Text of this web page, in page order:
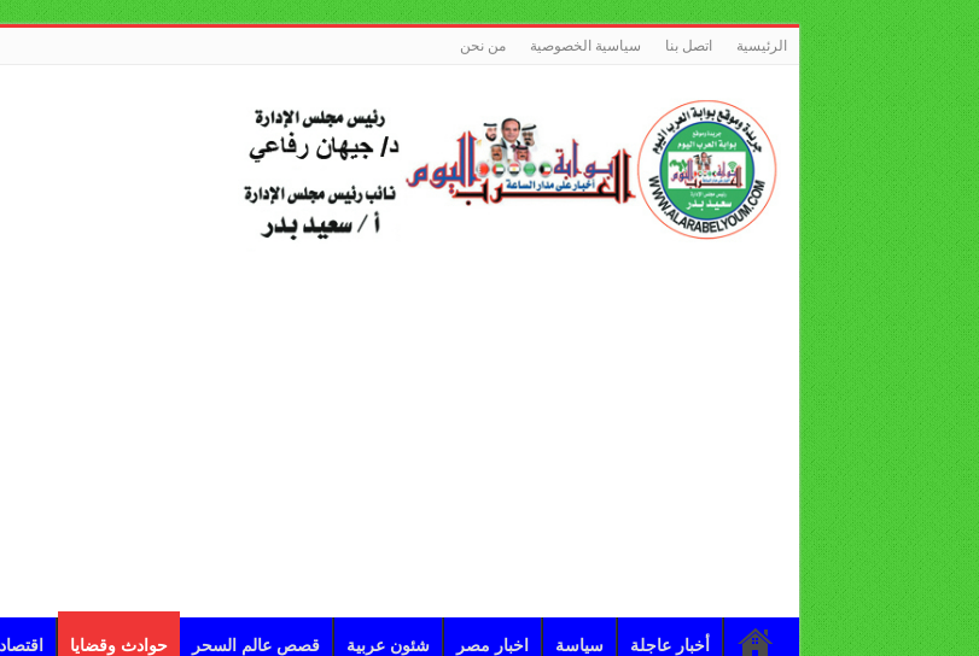
الرئيسية اتصل بنا سياسية الخصوصية من نحن
أخبار عاجلة سياسة اخبار مصر شئون عربية قصص عالم السحر حوادث وقضايا اقتصاد